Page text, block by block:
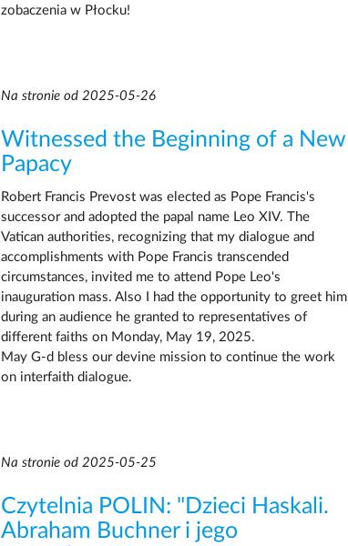
zobaczenia w Płocku!
Na stronie od 2025-05-26
Witnessed the Beginning of a New
Papacy
Robert Francis Prevost was elected as Pope Francis's
successor and adopted the papal name Leo XIV. The
Vatican authorities, recognizing that my dialogue and
accomplishments with Pope Francis transcended
circumstances, invited me to attend Pope Leo's
inauguration mass. Also I had the opportunity to greet him
during an audience he granted to representatives of
different faiths on Monday, May 19, 2025.
May G-d bless our devine mission to continue the work
on interfaith dialogue.
Na stronie od 2025-05-25
Czytelnia POLIN: "Dzieci Haskali.
Abraham Buchner i jego